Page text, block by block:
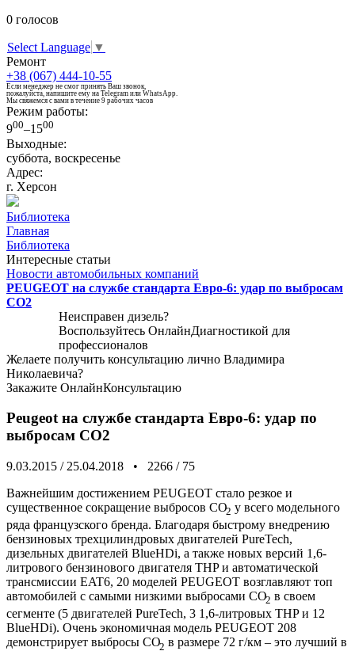
0 голосов
Select Language ▼
Ремонт
+38 (067) 444-10-55
Если менеджер не смог принять Ваш звонок,
пожалуйста, напишите ему на Telegram или WhatsApp.
Мы свяжемся с вами в течение 9 рабочих часов
Режим работы:
900–1500
Выходные:
суббота, воскресенье
Адрес:
г. Херсон
Библиотека
Главная
Библиотека
Интересные статьи
Новости автомобильных компаний
PEUGEOT на службе стандарта Евро-6: удар по выбросам
CO2
Неисправен дизель?
Воспользуйтесь ОнлайнДиагностикой для
профессионалов
Желаете получить консультацию лично Владимира
Николаевича?
Закажите ОнлайнКонсультацию
Peugeot на службе стандарта Евро-6: удар по
выбросам CO2
9.03.2015 / 25.04.2018 • 2266 / 75
Важнейшим достижением PEUGEOT стало резкое и
существенное сокращение выбросов СО
2 у всего модельного
ряда французского бренда. Благодаря быстрому внедрению
бензиновых трехцилиндровых двигателей PureTech,
дизельных двигателей BlueHDi, а также новых версий 1,6-
литрового бензинового двигателя THP и автоматической
трансмиссии EAT6, 20 моделей PEUGEOT возглавляют топ
автомобилей с самыми низкими выбросами CO
2 в своем
сегменте (5 двигателей PureTech, 3 1,6-литровых THP и 12
BlueHDi). Очень экономичная модель PEUGEOT 208
демонстрирует выбросы СО
2 в размере 72 г/км – это лучший в